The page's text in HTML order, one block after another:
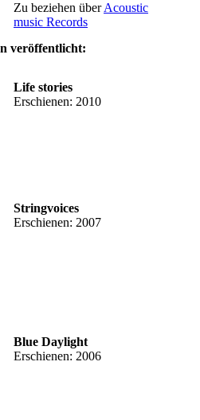
Zu beziehen überAcoustic
music Records
veröffentlicht:
Life stories
Erschienen: 2010
Stringvoices
Erschienen: 2007
Blue Daylight
Erschienen: 2006